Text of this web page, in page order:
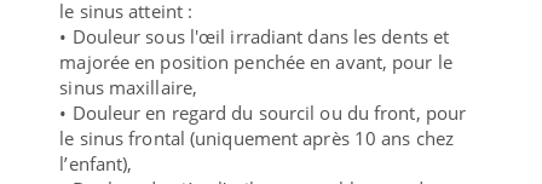
le sinus atteint :
• Douleur sous l'œil irradiant dans les dents et
majorée en position penchée en avant, pour le
sinus maxillaire,
• Douleur en regard du sourcil ou du front, pour
le sinus frontal (uniquement après 10 ans chez
l’enfant),